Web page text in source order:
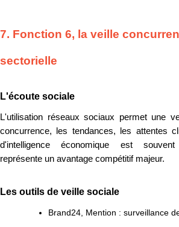
7. Fonction 6, la veille
sectorielle
L'écoute sociale
L'utilisation réseaux sociaux permet une
concurrence, les tendances, les attentes
d'intelligence économique est
représente un avantage compétitif majeur.
Les outils de veille sociale
Brand24, Mention : surveillance